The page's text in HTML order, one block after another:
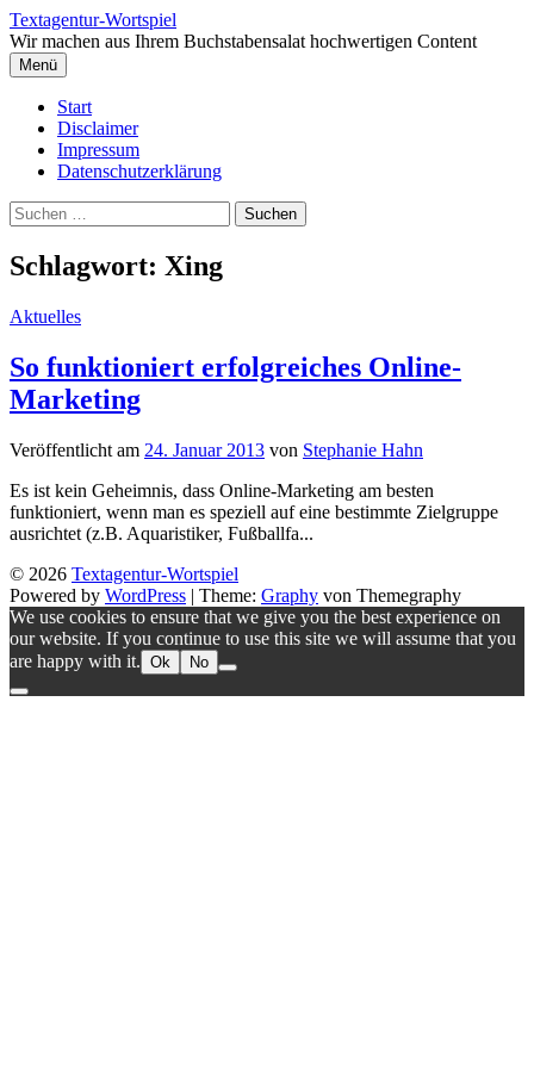
Springe
zum
Inhalt
Textagentur-Wortspiel
Wir machen aus Ihrem Buchstabensalat hochwertigen Content
Menü
Start
Disclaimer
Impressum
Datenschutzerklärung
Suchen
nach:
Schlagwort: Xing
Aktuelles
So funktioniert erfolgreiches Online-
Marketing
Veröffentlicht am 24. Januar 2013 von Stephanie Hahn
Es ist kein Geheimnis, dass Online-Marketing am besten
funktioniert, wenn man es speziell auf eine bestimmte Zielgruppe
ausrichtet (z.B. Aquaristiker, Fußballfa...
© 2026 Textagentur-Wortspiel
Powered by WordPress | Theme: Graphy von Themegraphy
We use cookies to ensure that we give you the best experience on
our website. If you continue to use this site we will assume that you
are happy with it. Ok No